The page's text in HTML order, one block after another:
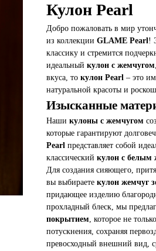
Кулон Pearl
Добро пожаловать в мир
из коллекции GLAME Pearl!
классику и стремится
идеальный кулон с жемчугом
вкуса, то кулон Pearl – это
натуральной красоты и
Изысканные
Наши кулоны с жемчугом
которые гарантируют
Pearl представляет собой
классический кулон с белым
Для создания сияющего,
вы выбираете кулон жемчуг
придающее изделию
прохладный блеск, мы
покрытием, которое не
потускнения, сохраняя
превосходный внешний вид,